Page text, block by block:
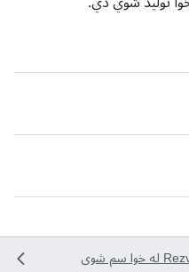
له خوا سم شوی